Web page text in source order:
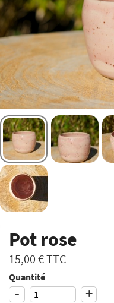
Pot rose
15,00 €TTC
Quantité
- +